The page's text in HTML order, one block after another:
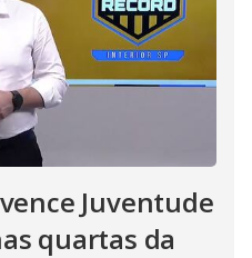
Juventude
quartas da